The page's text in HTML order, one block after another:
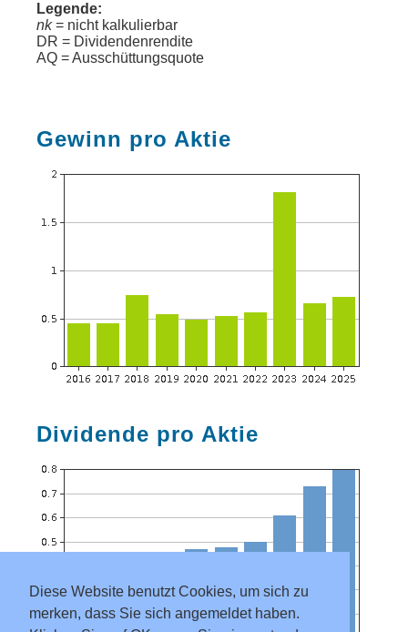
Diese Website benutzt Cookies, um sich zu
merken, dass Sie sich angemeldet haben.
Legende:
nk= nicht kalkulierbar
DR = Dividendenrendite
AQ = Ausschüttungsquote
Gewinn pro Aktie
Dividende pro Aktie